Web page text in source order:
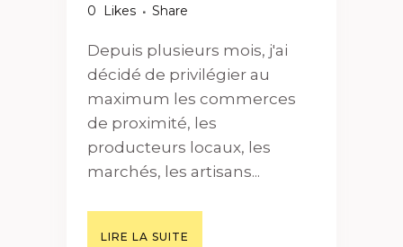
0 Likes Share
Depuis plusieurs mois, j'ai
décidé de privilégier au
maximum les commerces
de proximité, les
producteurs locaux, les
marchés, les artisans...
LIRE LA SUITE